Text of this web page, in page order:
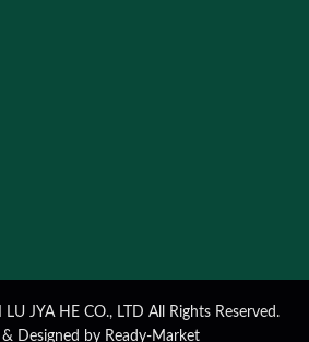
LU JYA HE CO., LTD All Rights Reserved.
Designed by Ready-Market